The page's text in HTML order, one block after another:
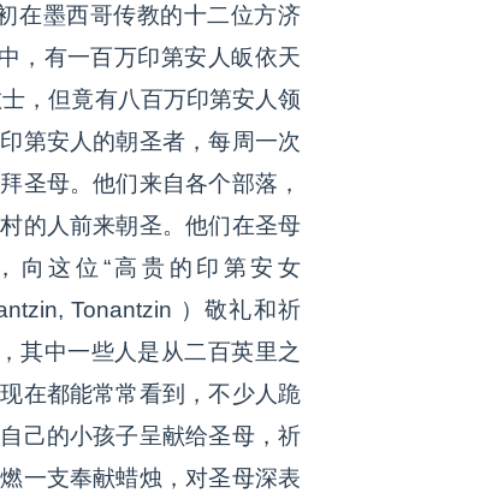
在墨西哥传教的十二位方济
，有一百万印第安人皈依天
，但竟有八百万印第安人领
第安人的朝圣者，每周一次
圣母。他们来自各个部落，
的人前来朝圣。他们在圣母
向这位“高贵的印第安女
Tonantzin ）敬礼和祈
其中一些人是从二百英里之
在都能常常看到，不少人跪
己的小孩子呈献给圣母，祈
一支奉献蜡烛，对圣母深表